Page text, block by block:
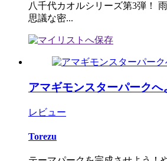
八千代カオルシリーズ第3弾！
思議な密...
アマギモンスターパークへ
レビュー
Torezu